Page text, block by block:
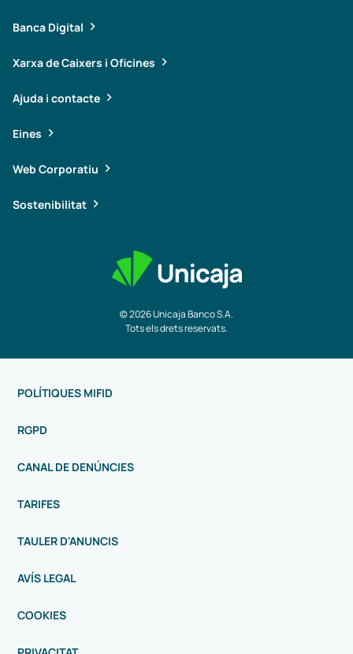
© 2026 Unicaja Banco S.A.
Tots els drets reservats.
Banca Digital
Xarxa de Caixers i Oficines
Ajuda i contacte
Eines
Web Corporatiu
Sostenibilitat
POLÍTIQUES MIFID
RGPD
CANAL DE DENÚNCIES
TARIFES
TAULER D'ANUNCIS
AVÍS LEGAL
COOKIES